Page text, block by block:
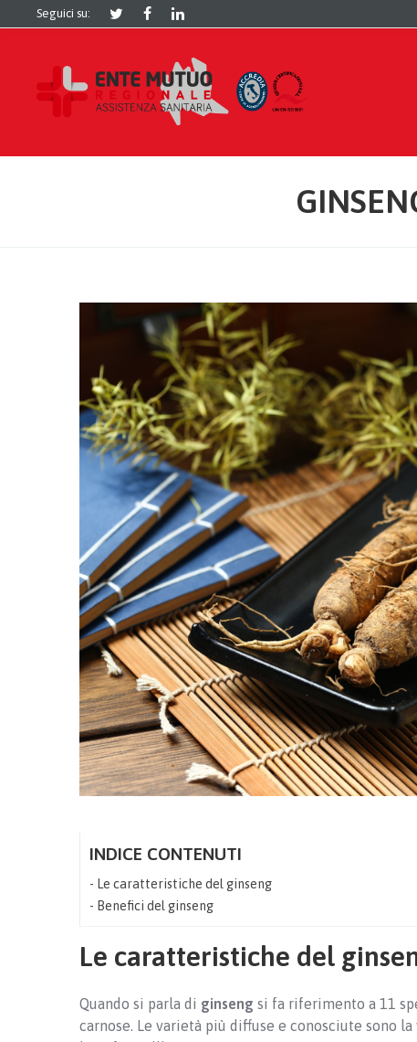
Seguici su:
INDICE CONTENUTI
Le caratteristiche del ginseng
Benefici del ginseng
Le caratteristiche del
Quando si parla di ginseng si fa riferimento a 11
carnose. Le varietà più diffuse e conosciute sono